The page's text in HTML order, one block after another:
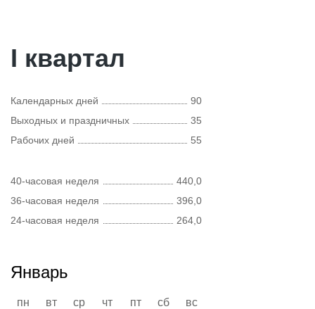
I квартал
Календарных дней
90
Выходных и праздничных
35
Рабочих дней
55
40-часовая неделя
440,0
36-часовая неделя
396,0
24-часовая неделя
264,0
Январь
пн вт ср чт пт сб
вс